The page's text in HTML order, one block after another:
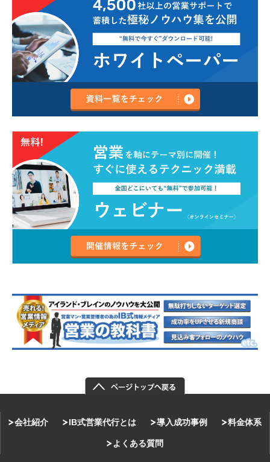
会社紹介 IB式営業代行とは 導入成功事例 料金体系
よくある質問